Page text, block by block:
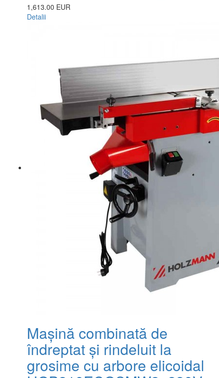
1,613.00 EUR
Detalii
Mașină combinată de
îndreptat și rindeluit la
grosime cu arbore elicoidal